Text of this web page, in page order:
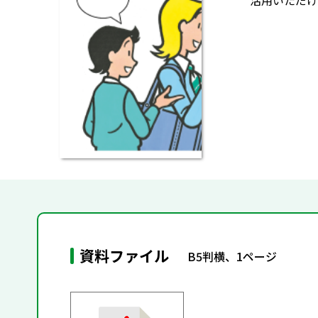
資料ファイル B5判横、1ページ